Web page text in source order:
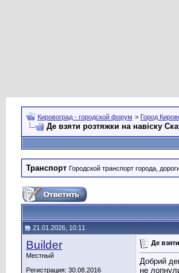
Кировоград - городской форум > Город
Де взяти розтяжки на навіску
Транспорт Городской транспорт города,
21.01.2026, 10:11
Builder
Местный
Регистрация: 30.08.2016
Де
Добрий
не